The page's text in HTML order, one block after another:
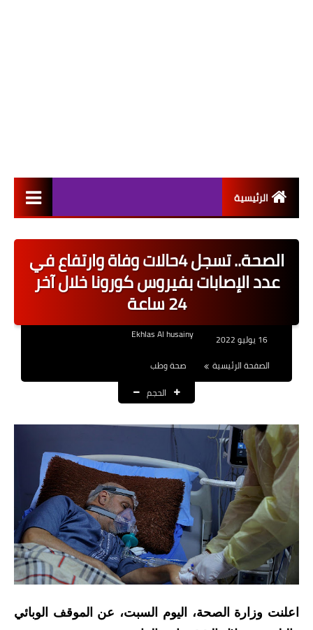
الرئيسية
اخبار القطاع العام
اخبار القطاع الخاص
نتائج التعيينات
الرواتب والقروض
الرواتب
القروض والسلف
المنح المالية
قطع الاراضي
اخبار العراق
الاخبار السياسية
الاخبار الامنية
الصحة.. تسجل 4حالات وفاة وارتفاع في
عدد الإصابات بفيروس كورونا خلال آخر
24 ساعة
16 يوليو 2022
Ekhlas Al husainy
الصفحة الرئيسية
صحة وطب
الحجم
اعلنت وزارة الصحة، اليوم السبت، عن الموقف الوبائي